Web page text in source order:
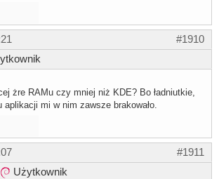
#1910
żre RAMu czy mniej niż KDE? Bo ładniutkie,
aplikacji mi w nim zawsze brakowało.
#1911
Użytkownik